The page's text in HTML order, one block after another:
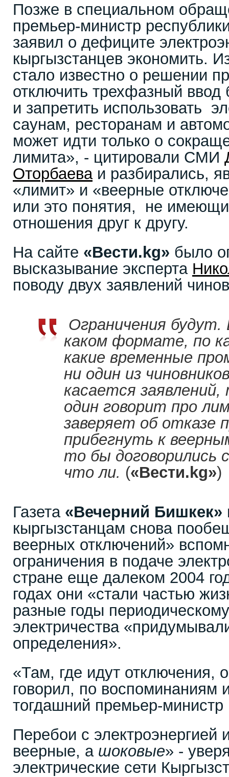
Позже в специальном
премьер-министр
заявил о дефиците
кыргызстанцев экономить.
стало известно о решении
отключить трехфазный
и запретить использовать
саунам, ресторанам и
может идти только о
лимита», - цитировали СМИ
Оторбаеваи разбирались,
«лимит» и «веерные
или это понятия, не
отношения друг к другу.
На сайте «Вести.kg» было
высказывание эксперта
поводу двух заявлений
Ограничения будут.
каком формате, по
какие временные
ни один из
касается
один говорит про
заверяет об отказе
прибегнуть к
то бы договорились
что ли. («Вести.kg»)
Газета «Вечерний Бишкек»
кыргызстанцам снова
веерных отключений»
ограничения в подаче
стране еще далеком 2004
годах они «стали частью
разные годы
электричества
определения».
«Там, где идут отключения,
говорил, по воспоминаниям
тогдашний премьер-
Перебои с электроэнергией
веерные, а шоковые» -
электрические сети